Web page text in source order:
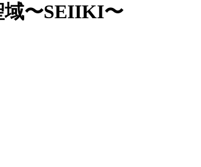
域〜SEIIKI〜